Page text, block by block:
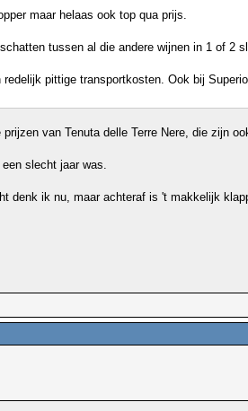
maar helaas ook top qua prijs.
tussen al die andere wijnen in 1 of 2
pittige transportkosten. Ook bij
van Tenuta delle Terre Nere, die zijn
slecht jaar was.
denk ik nu, maar achteraf is 't makkelijk